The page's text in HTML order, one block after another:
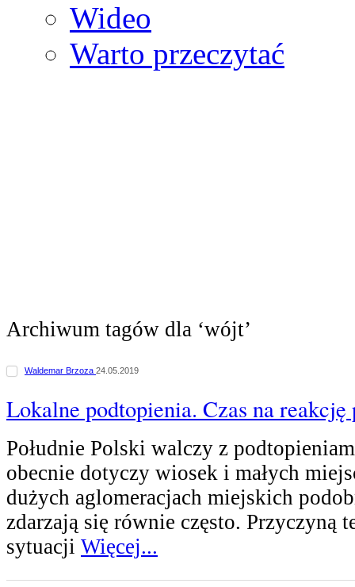
Wideo
Warto przeczytać
Archiwum tagów dla ‘wójt’
Waldemar Brzoza 24.05.2019
Lokalne podtopienia. Czas na
Południe Polski walczy z
obecnie dotyczy wiosek i małych
dużych aglomeracjach miejskich
zdarzają się równie często. Przyczyną
sytuacji Więcej...